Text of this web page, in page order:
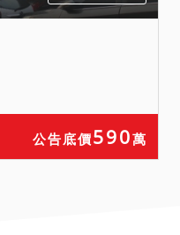
公告底價590萬